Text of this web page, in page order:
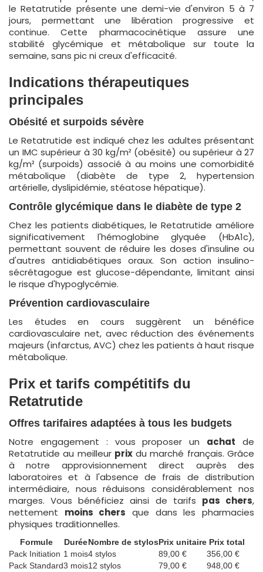
le Retatrutide présente une demi-vie d'environ 5 à 7
jours, permettant une libération progressive et
continue. Cette pharmacocinétique assure une
stabilité glycémique et métabolique sur toute la
semaine, sans pic ni creux d'efficacité.
Indications thérapeutiques
principales
Obésité et surpoids sévère
Le Retatrutide est indiqué chez les adultes présentant
un IMC supérieur à 30 kg/m² (obésité) ou supérieur à 27
kg/m² (surpoids) associé à au moins une comorbidité
métabolique (diabète de type 2, hypertension
artérielle, dyslipidémie, stéatose hépatique).
Contrôle glycémique dans le diabète de type 2
Chez les patients diabétiques, le Retatrutide améliore
significativement l'hémoglobine glyquée (HbA1c),
permettant souvent de réduire les doses d'insuline ou
d'autres antidiabétiques oraux. Son action insulino-
sécrétagogue est glucose-dépendante, limitant ainsi
le risque d'hypoglycémie.
Prévention cardiovasculaire
Les études en cours suggèrent un bénéfice
cardiovasculaire net, avec réduction des événements
majeurs (infarctus, AVC) chez les patients à haut risque
métabolique.
Prix et tarifs compétitifs du
Retatrutide
Offres tarifaires adaptées à tous les budgets
Notre engagement : vous proposer un achat de
Retatrutide au meilleur prixdu marché français. Grâce
à notre approvisionnement direct auprès des
laboratoires et à l'absence de frais de distribution
intermédiaire, nous réduisons considérablement nos
marges. Vous bénéficiez ainsi de tarifs pas chers,
nettement moins chers que dans les pharmacies
physiques traditionnelles.
Formule DuréeNombre de stylosPrix unitaire Prix total
Pack Initiation 1 mois4 stylos 89,00 €
356,00 €
Pack Standard3 mois12 stylos 79,00 €
948,00 €